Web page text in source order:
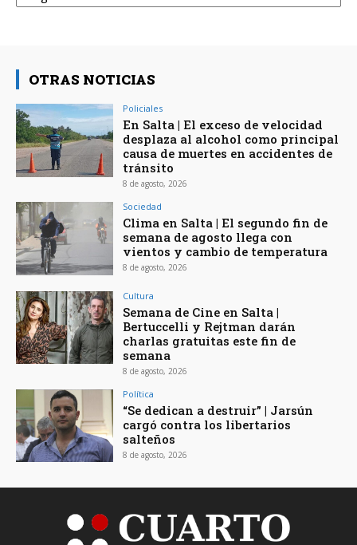
OTRAS NOTICIAS
Policiales
En Salta | El exceso de velocidad
desplaza al alcohol como principal
causa de muertes en accidentes de
tránsito
8 de agosto, 2026
Sociedad
Clima en Salta | El segundo fin de
semana de agosto llega con
vientos y cambio de temperatura
8 de agosto, 2026
Cultura
Semana de Cine en Salta |
Bertuccelli y Rejtman darán
charlas gratuitas este fin de
semana
8 de agosto, 2026
Política
“Se dedican a destruir” | Jarsún
cargó contra los libertarios
salteños
8 de agosto, 2026